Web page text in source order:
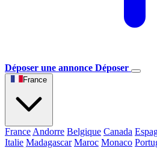
Déposer une annonce Déposer
France
France Andorre Belgique Canada
Italie Madagascar Maroc Monaco